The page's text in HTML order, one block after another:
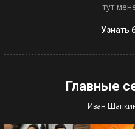
тут
Узнать
Главные
Иван